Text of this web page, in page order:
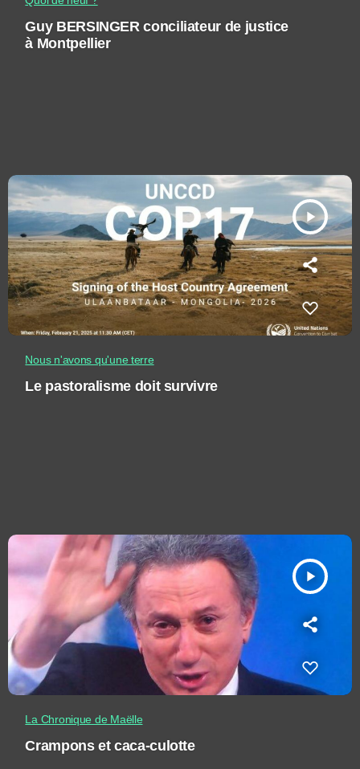
Guy BERSINGER conciliateur de justice
à Montpellier
play_arrow
Nous n'avons qu'une terre
Le pastoralisme doit survivre
play_arrow
La Chronique de Maëlle
Crampons et caca-culotte